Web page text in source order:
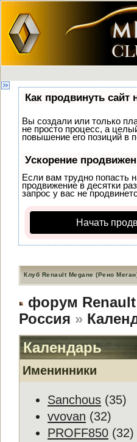
Как продвинуть сайт
Вы создали или только
не просто процесс, а
повышение его позиций в
Ускорение
Если вам трудно попасть
продвижение в десятки
запрос у вас не
Начать
Клуб Renault Megane (Рено
форум Renault
Россия »
Календарь
Именинники
Sanchous (35)
vvovan (32)
PROFF850 (32)